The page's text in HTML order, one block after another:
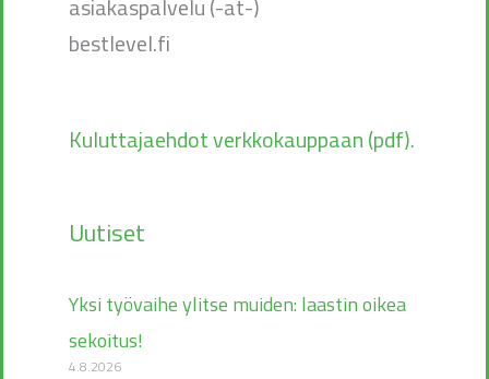
asiakaspalvelu (-at-)
bestlevel.fi
Kuluttajaehdot verkkokauppaan (pdf).
Uutiset
Yksi työvaihe ylitse muiden: laastin oikea
sekoitus!
4.8.2026